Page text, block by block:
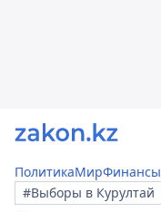
ПолитикаМирФинансы
#Выборы в Курултай